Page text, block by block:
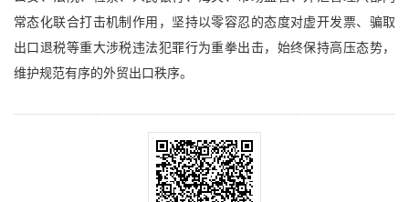
常态化联合打击机制作用，坚持以零容忍的态度对虚开发票、骗取
出口退税等重大涉税违法犯罪行为重拳出击，始终保持高压态势，
维护规范有序的外贸出口秩序。